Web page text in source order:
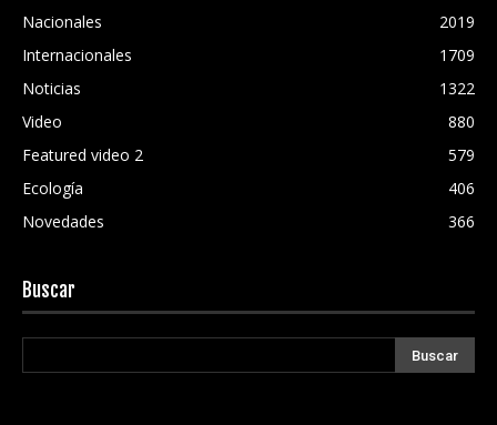
Nacionales
2019
Internacionales
1709
Noticias
1322
Video
880
Featured video 2
579
Ecología
406
Novedades
366
Buscar